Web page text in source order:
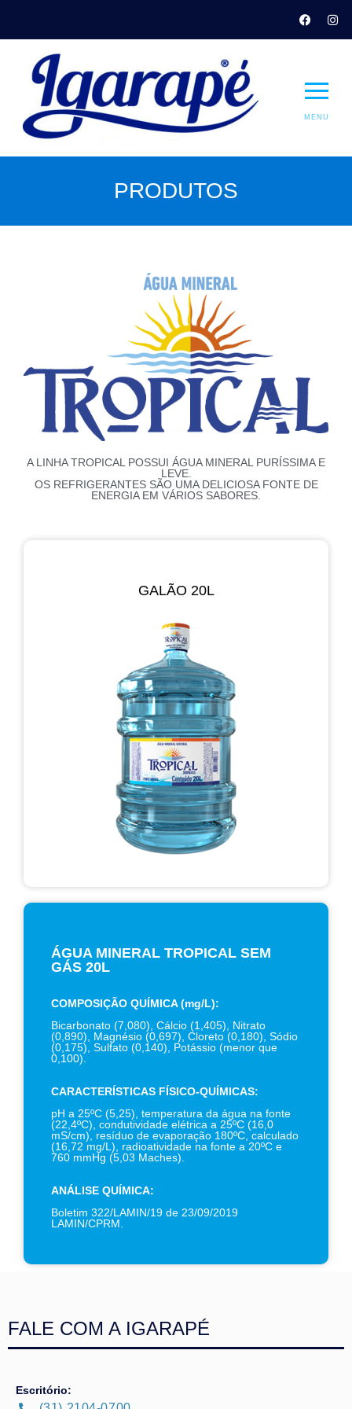
MENU
PRODUTOS
A LINHA TROPICAL POSSUI ÁGUA MINERAL PURÍSSIMA E
LEVE.
OS REFRIGERANTES SÃO UMA DELICIOSA FONTE DE
ENERGIA EM VÁRIOS SABORES.
GALÃO 20L
ÁGUA MINERAL TROPICAL SEM
GÁS 20L
COMPOSIÇÃO QUÍMICA (mg/L):
Bicarbonato (7,080), Cálcio (1,405), Nitrato
(0,890), Magnésio (0,697), Cloreto (0,180), Sódio
(0,175), Sulfato (0,140), Potássio (menor que
0,100).
CARACTERÍSTICAS FÍSICO-QUÍMICAS:
pH a 25ºC (5,25), temperatura da água na fonte
(22,4ºC), condutividade elétrica a 25ºC (16,0
mS/cm), resíduo de evaporação 180ºC, calculado
(16,72 mg/L), radioatividade na fonte a 20ºC e
760 mmHg (5,03 Maches).
ANÁLISE QUÍMICA:
Boletim 322/LAMIN/19 de 23/09/2019
LAMIN/CPRM.
FALE COM A IGARAPÉ
Escritório: